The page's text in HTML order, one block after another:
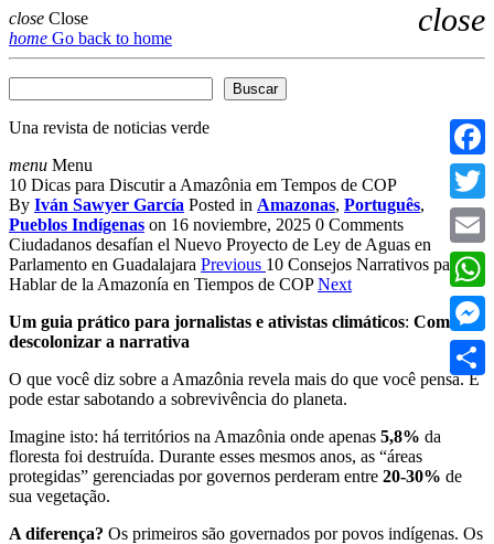
close
close Close
home Go back to home
Buscar
Una revista de noticias verde
menu Menu
10 Dicas para Discutir a Amazônia em Tempos de COP
By Iván Sawyer García Posted in Amazonas, Português,
Pueblos Indígenas on 16 noviembre, 2025 0 Comments
Ciudadanos desafían el Nuevo Proyecto de Ley de Aguas en
Parlamento en Guadalajara Previous 10 Consejos Narrativos para
Hablar de la Amazonía en Tiempos de COP Next
Um guia prático para jornalistas e ativistas climáticos: Como
descolonizar a narrativa
O que você diz sobre a Amazônia revela mais do que você pensa. E
pode estar sabotando a sobrevivência do planeta.
Imagine isto: há territórios na Amazônia onde apenas 5,8% da
floresta foi destruída. Durante esses mesmos anos, as “áreas
protegidas” gerenciadas por governos perderam entre 20-30% de
sua vegetação.
A diferença? Os primeiros são governados por povos indígenas. Os
Email